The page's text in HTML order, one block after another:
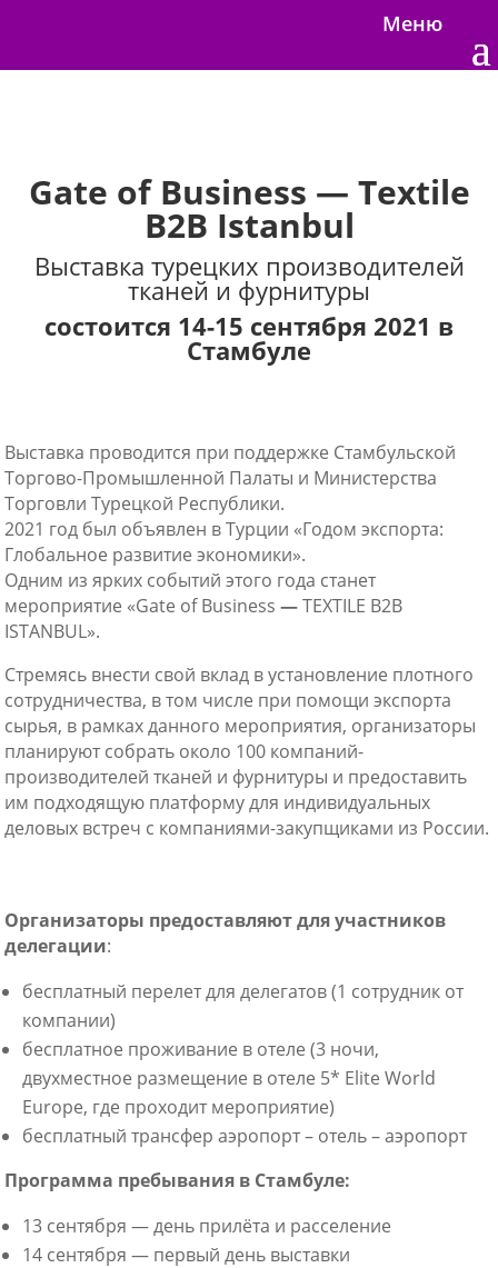
Меню
Gate of Business — Textile
B2B Istanbul
Выставка турецких производителей
тканей и фурнитуры
состоится 14-15 сентября 2021 в
Стамбуле
Выставка проводится при поддержке Стамбульской
Торгово-Промышленной Палаты и Министерства
Торговли Турецкой Республики.
2021 год был объявлен в Турции «Годом экспорта:
Глобальное развитие экономики».
Одним из ярких событий этого года станет
мероприятие «Gate of Business —TEXTILE B2B
ISTANBUL».
Стремясь внести свой вклад в установление плотного
сотрудничества, в том числе при помощи экспорта
сырья, в рамках данного мероприятия, организаторы
планируют собрать около 100 компаний-
производителей тканей и фурнитуры и предоставить
им подходящую платформу для индивидуальных
деловых встреч с компаниями-закупщиками из России.
Организаторы предоставляют для участников
делегации:
бесплатный перелет для делегатов (1 сотрудник от
компании)
бесплатное проживание в отеле (3 ночи,
двухместное размещение в отеле 5* Elite World
Europe, где проходит мероприятие)
бесплатный трансфер аэропорт – отель – аэропорт
Программа пребывания в Стамбуле:
13 сентября — день прилёта и расселение
14 сентября — первый день выставки